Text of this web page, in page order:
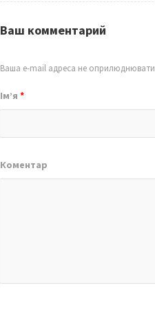
Ваш комментарий
Ваша e-mail адреса не
Ім’я*
Коментар